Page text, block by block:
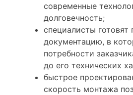
современные
долговечность;
специалисты готовят
документацию, в
потребности
до его технических
быстрое
скорость монтажа